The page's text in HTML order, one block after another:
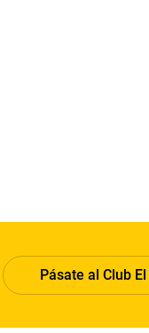
Pásate al Club